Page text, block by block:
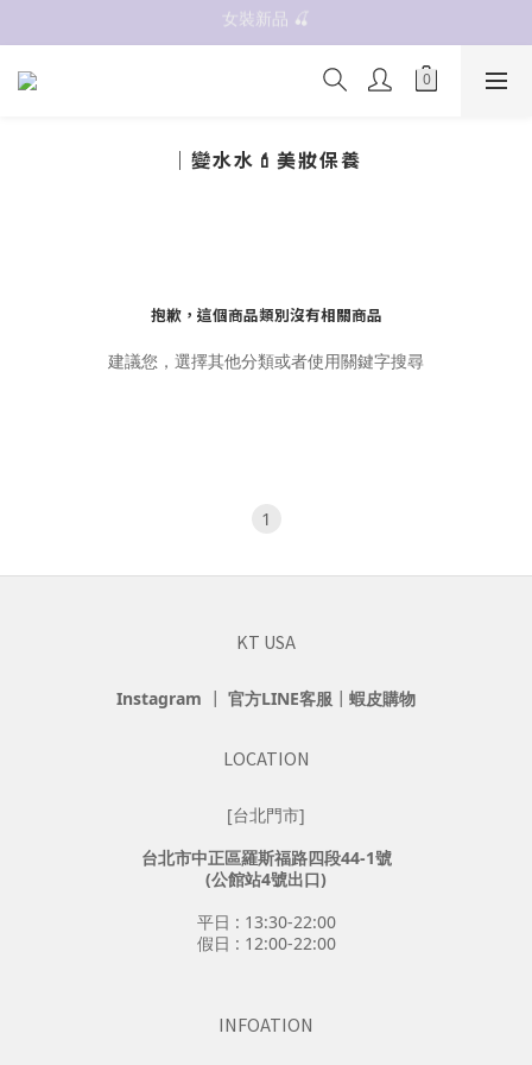
抗UV 50+防曬外套 $299🧊🧊
女裝新品 🍒
｜變水水💄美妝保養
抱歉，這個商品類別沒有相關商品
建議您，選擇其他分類或者使用關鍵字搜尋
1
KT USA
Instagram ┃ 官方LINE客服 ┃ 蝦皮購物
LOCATION
[台北門市]
台北市中正區羅斯福路四段44-1號
(公館站4號出口)
平日 : 13:30-22:00
假日 : 12:00-22:00
INFOATION